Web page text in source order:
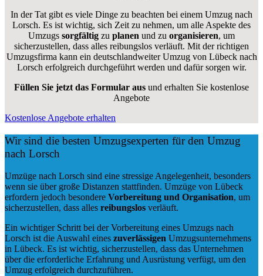
In der Tat gibt es viele Dinge zu beachten bei einem Umzug nach
Lorsch. Es ist wichtig, sich Zeit zu nehmen, um alle Aspekte des
Umzugs sorgfältig zu planen und zu organisieren, um
sicherzustellen, dass alles reibungslos verläuft. Mit der richtigen
Umzugsfirma kann ein deutschlandweiter Umzug von Lübeck nach
Lorsch erfolgreich durchgeführt werden und dafür sorgen wir.
Füllen Sie jetzt das Formular aus und erhalten Sie kostenlose
Angebote
Kostenlose Angebote erhalten
Wir sind die besten Umzugsexperten für den Umzug
nach Lorsch
Umzüge nach Lorsch sind eine stressige Angelegenheit, besonders
wenn sie über große Distanzen stattfinden. Umzüge von Lübeck
erfordern jedoch besondere Vorbereitung und Organisation, um
sicherzustellen, dass alles reibungslos verläuft.
Ein wichtiger Schritt bei der Vorbereitung eines Umzugs nach
Lorsch ist die Auswahl eines zuverlässigen Umzugsunternehmens
in Lübeck. Es ist wichtig, sicherzustellen, dass das Unternehmen
über die erforderliche Erfahrung und Ausrüstung verfügt, um den
Umzug erfolgreich durchzuführen.